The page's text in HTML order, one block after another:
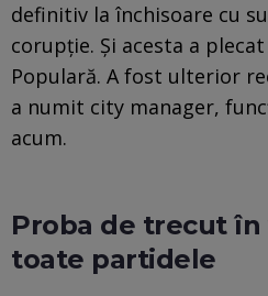
definitiv la închisoare cu
corupție. Și acesta a
Populară. A fost ulterior
a numit city manager,
acum.
Proba de trecut în
toate partidele